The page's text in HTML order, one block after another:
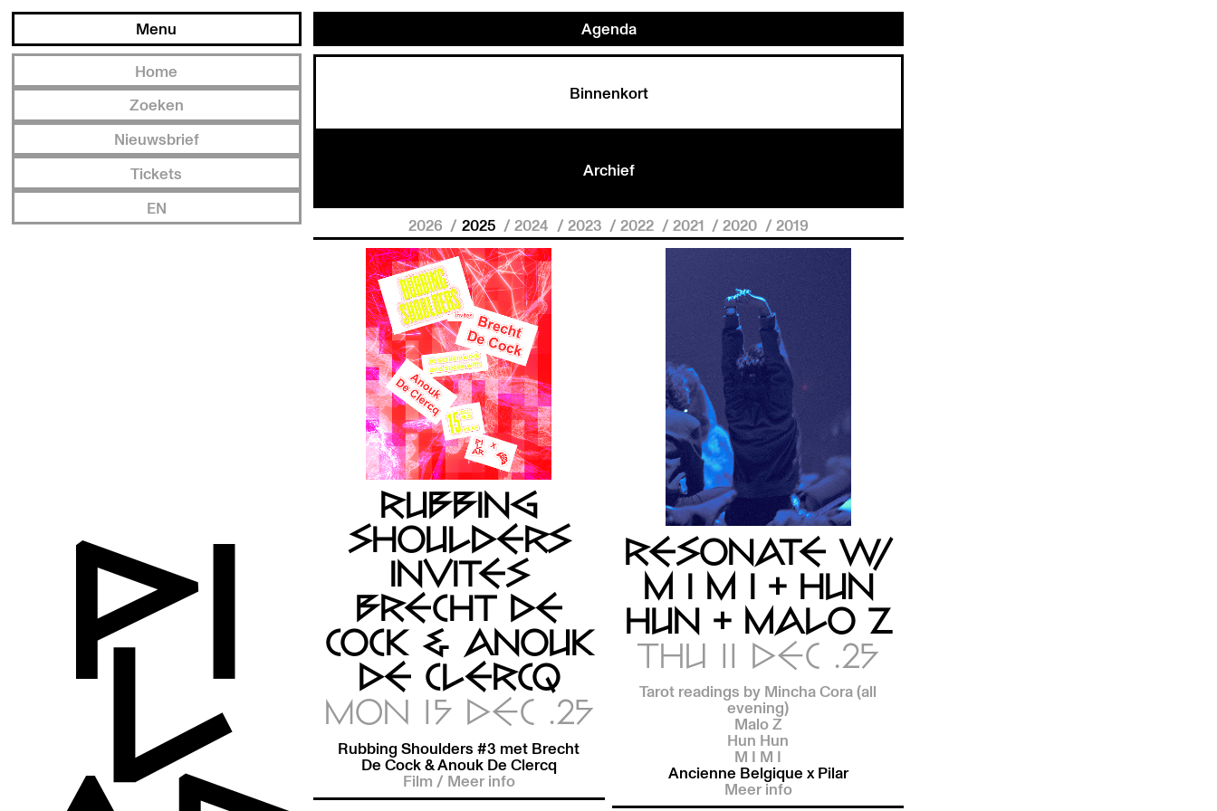
Menu
Home
Zoeken
Nieuwsbrief
Tickets
EN
Agenda
Binnenkort
Archief
2026 2025 2024 2023 2022 2021 2020 2019
RUBBING
SHOULDERS
INVITES
BRECHT DE
COCK & ANOUK
DE CLERCQ
MON 15 DEC .25
Rubbing Shoulders #3 met Brecht
De Cock & Anouk De Clercq
Film / Meer info
RESONATE W/
M I M I + HUN
HUN + MALO Z
THU 11 DEC .25
Tarot readings by Mincha Cora (all
evening)
Malo Z
Hun Hun
M I M I
Ancienne Belgique x Pilar
Meer info